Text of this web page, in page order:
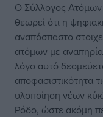
Ο Σύλλογος Ατόμων
θεωρεί ότι η
αναπόσπαστο
ατόμων με
λόγο αυτό
αποφασιστικότητα
υλοποίηση νέων
Ρόδο, ώστε ακόμη